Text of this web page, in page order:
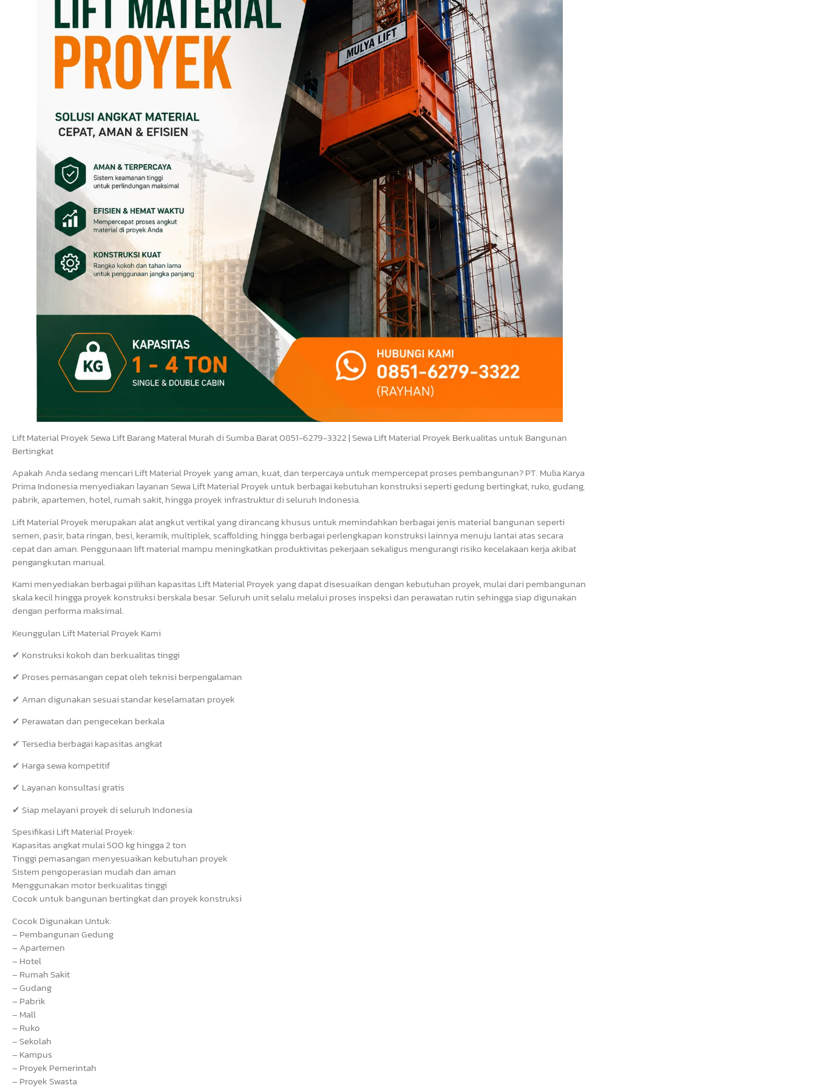
Lift Material Proyek Sewa Lift Barang Materal Murah di Sumba Barat 0851-6279-3322 | Sewa Lift Material Proyek Berkualitas untuk Bangunan
Bertingkat
Apakah Anda sedang mencari Lift Material Proyek yang aman, kuat, dan terpercaya untuk mempercepat proses pembangunan? PT. Mulia Karya
Prima Indonesia menyediakan layanan Sewa Lift Material Proyek untuk berbagai kebutuhan konstruksi seperti gedung bertingkat, ruko, gudang,
pabrik, apartemen, hotel, rumah sakit, hingga proyek infrastruktur di seluruh Indonesia.
Lift Material Proyek merupakan alat angkut vertikal yang dirancang khusus untuk memindahkan berbagai jenis material bangunan seperti
semen, pasir, bata ringan, besi, keramik, multiplek, scaffolding, hingga berbagai perlengkapan konstruksi lainnya menuju lantai atas secara
cepat dan aman. Penggunaan lift material mampu meningkatkan produktivitas pekerjaan sekaligus mengurangi risiko kecelakaan kerja akibat
pengangkutan manual.
Kami menyediakan berbagai pilihan kapasitas Lift Material Proyek yang dapat disesuaikan dengan kebutuhan proyek, mulai dari pembangunan
skala kecil hingga proyek konstruksi berskala besar. Seluruh unit selalu melalui proses inspeksi dan perawatan rutin sehingga siap digunakan
dengan performa maksimal.
Keunggulan Lift Material Proyek Kami
✔ Konstruksi kokoh dan berkualitas tinggi
✔ Proses pemasangan cepat oleh teknisi berpengalaman
✔ Aman digunakan sesuai standar keselamatan proyek
✔ Perawatan dan pengecekan berkala
✔ Tersedia berbagai kapasitas angkat
✔ Harga sewa kompetitif
✔ Layanan konsultasi gratis
✔ Siap melayani proyek di seluruh Indonesia
Spesifikasi Lift Material Proyek:
Kapasitas angkat mulai 500 kg hingga 2 ton
Tinggi pemasangan menyesuaikan kebutuhan proyek
Sistem pengoperasian mudah dan aman
Menggunakan motor berkualitas tinggi
Cocok untuk bangunan bertingkat dan proyek konstruksi
Cocok Digunakan Untuk:
– Pembangunan Gedung
– Apartemen
– Hotel
– Rumah Sakit
– Gudang
– Pabrik
– Mall
– Ruko
– Sekolah
– Kampus
– Proyek Pemerintah
– Proyek Swasta